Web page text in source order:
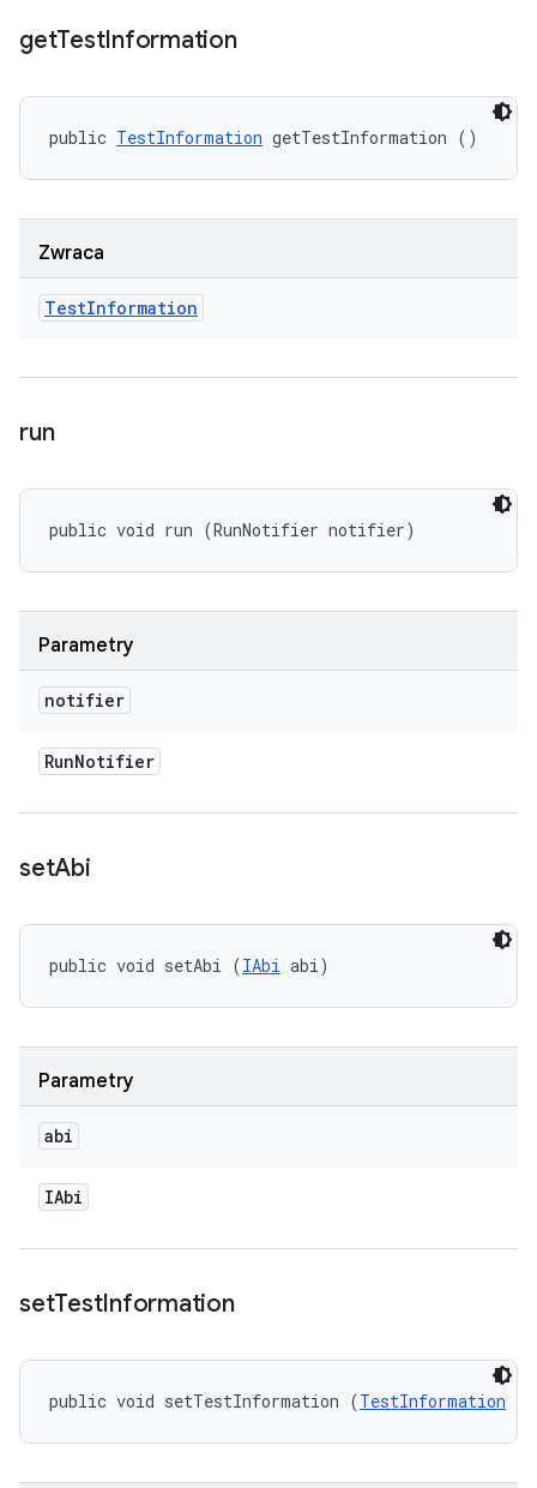
getTestInformation
public TestInformation getTestInformation ()
Zwraca
TestInformation
run
public void run (RunNotifier notifier)
Parametry
notifier
RunNotifier
setAbi
public void setAbi (IAbi abi)
Parametry
abi
IAbi
setTestInformation
public void setTestInformation (TestInformation